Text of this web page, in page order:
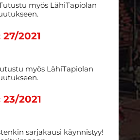
myös LähiTapiolan
2021
myös LähiTapiolan
2021
sarjakausi käynnistyy!